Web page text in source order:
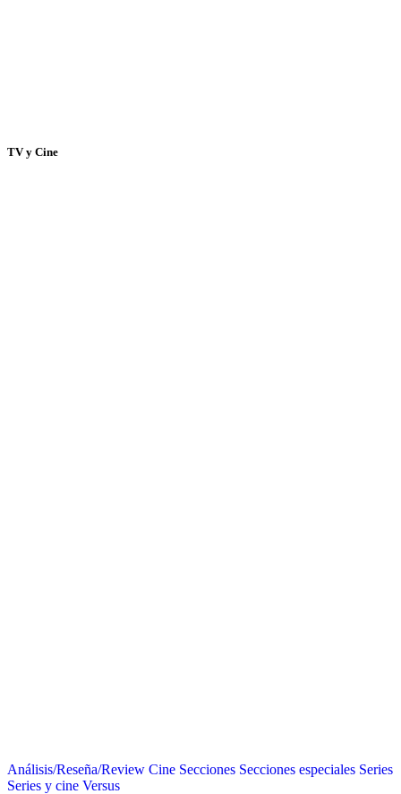
TV y Cine
Análisis/Reseña/Review Cine Secciones Secciones especiales Series
Series y cine Versus